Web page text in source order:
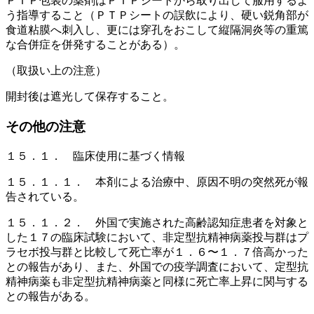
う指導すること（ＰＴＰシートの誤飲により、硬い鋭角部が
食道粘膜へ刺入し、更には穿孔をおこして縦隔洞炎等の重篤
な合併症を併発することがある）。
（取扱い上の注意）
開封後は遮光して保存すること。
その他の注意
１５．１． 臨床使用に基づく情報
１５．１．１． 本剤による治療中、原因不明の突然死が報
告されている。
１５．１．２． 外国で実施された高齢認知症患者を対象と
した１７の臨床試験において、非定型抗精神病薬投与群はプ
ラセボ投与群と比較して死亡率が１．６〜１．７倍高かった
との報告があり、また、外国での疫学調査において、定型抗
精神病薬も非定型抗精神病薬と同様に死亡率上昇に関与する
との報告がある。